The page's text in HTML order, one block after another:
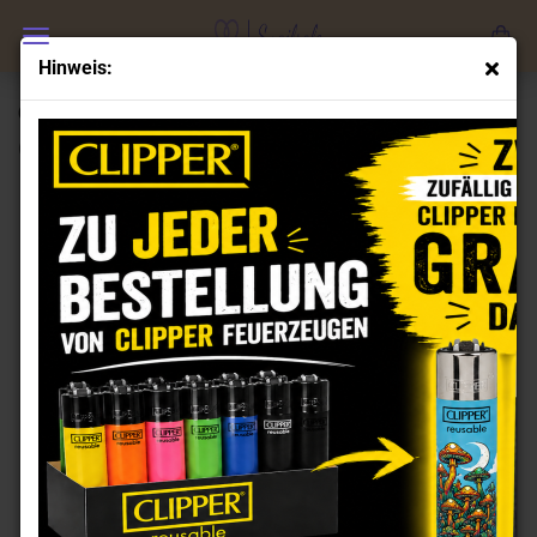
Hinweis:
Clipper Feuerzeuge Set 420 Anatomy
(Art.Nr.:CL102087)